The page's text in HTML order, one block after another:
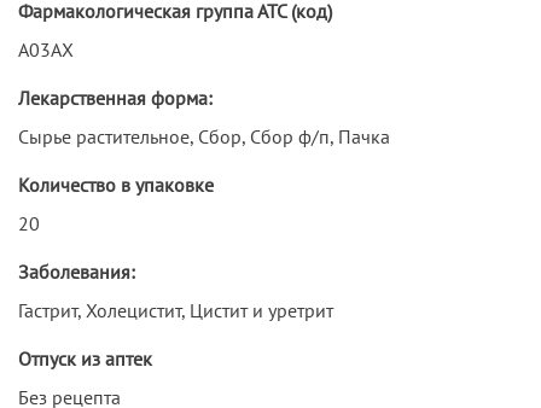
Фармакологическая группа АТС (код)
A03AX
Лекарственная форма:
Сырье растительное, Сбор, Сбор ф/п, Пачка
Количество в упаковке
20
Заболевания:
Гастрит, Холецистит, Цистит и уретрит
Отпуск из аптек
Без рецепта